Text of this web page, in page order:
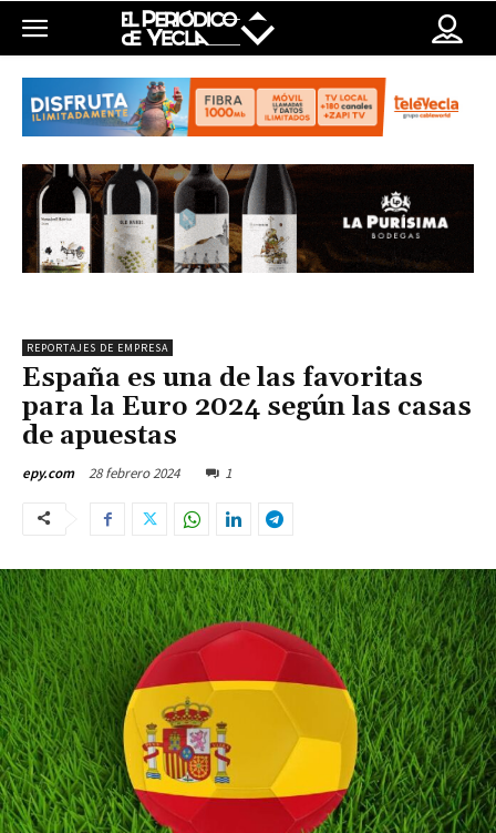
REPORTAJES DE EMPRESA
España es una de las favoritas
para la Euro 2024 según las casas
de apuestas
epy.com 28 febrero 2024 1